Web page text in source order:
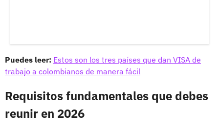
Puedes leer: Estos son los tres países que dan VISA de
trabajo a colombianos de manera fácil
Requisitos fundamentales que debes
reunir en 2026